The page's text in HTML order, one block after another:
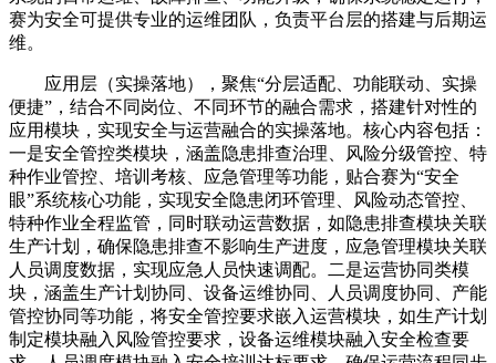
赛为安全可提供专业的运维团队，负责平台层的搭建与后期运
维。
应用层（实操落地），聚焦“分层适配、功能联动、实操
便捷”，结合不同岗位、不同环节的融合需求，搭建针对性的
应用模块，实现安全与运营融合的实操落地。核心内容包括：
一是安全管控类模块，涵盖隐患排查治理、风险分级管控、特
种作业管控、培训考核、应急管理等功能，贴合赛为“安全
眼”系统核心功能，实现安全隐患闭环管理、风险动态管控、
特种作业全程监管，同时联动运营数据，如隐患排查模块关联
生产计划，确保隐患排查不影响生产进度，应急管理模块关联
人员调度数据，实现应急人员快速调配。二是运营协同类模
块，涵盖生产计划协同、设备运维协同、人员调度协同、产能
管控协同等功能，将安全管控要求嵌入运营模块，如生产计划
制定模块融入风险管控要求，设备运维模块融入安全检查要